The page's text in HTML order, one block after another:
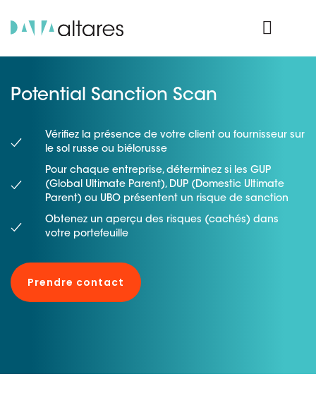
Potential Sanction Scan
Vérifiez la présence de votre client ou fournisseur sur
le sol russe ou biélorusse
Pour chaque entreprise, déterminez si les GUP
(Global Ultimate Parent), DUP (Domestic Ultimate
Parent) ou UBO présentent un risque de sanction
Obtenez un aperçu des risques (cachés) dans
votre portefeuille
Prendre contact